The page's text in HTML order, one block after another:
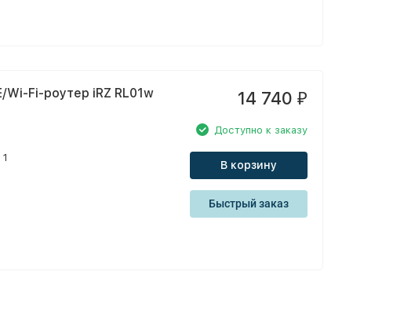
Fi-роутер iRZ RL01w
1
14 740 ₽
Доступно к заказу
В корзину
Быстрый заказ